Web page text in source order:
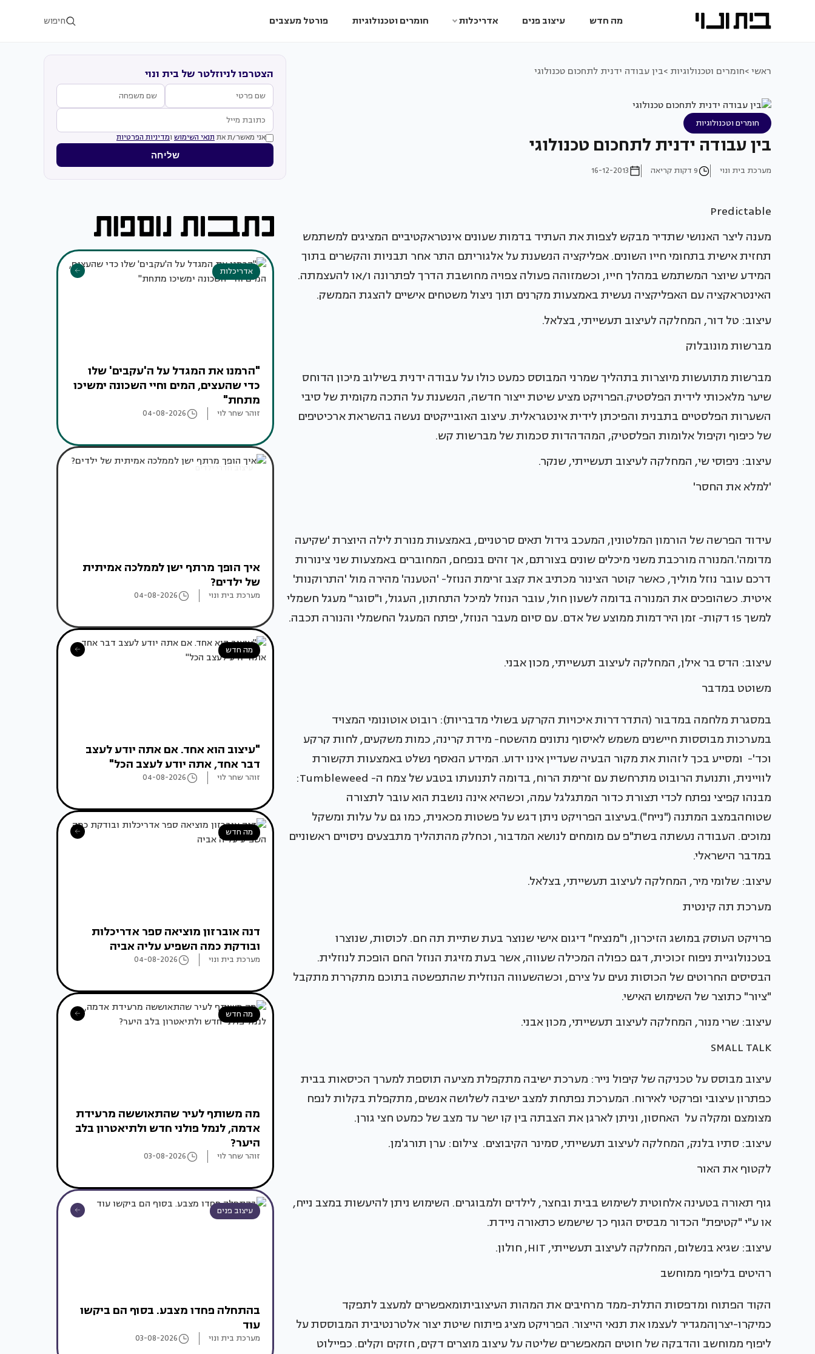
מה חדש עיצוב פנים אדריכלות חומרים וטכנולוגיות פורטל מעצבים חיפוש
ראשי >חומרים וטכנולוגיות >בין עבודה ידנית לתחכום טכנולוגי
חומרים וטכנולוגיות
בין עבודה ידנית לתחכום טכנולוגי
מערכת בית ונוי 9 דקות קריאה 16-12-2013
Predictable
מענה ליצר האנושי שתדיר מבקש לצפות את העתיד בדמות שעונים אינטראקטיביים המציגים למשתמש
תחזית אישית בתחומי חייו השונים. אפליקציה הנשענת על אלגוריתם התר אחר תבניות והקשרים בתוך
המידע שיוצר המשתמש במהלך חייו, וכשמזוהה פעולה צפויה מחושבת הדרך לפתרונה ו/או להעצמתה.
האינטראקציה עם האפליקציה נעשית באמצעות מקרנים תוך ניצול משטחים אישיים להצגת הממשק.
עיצוב: טל דור, המחלקה לעיצוב תעשייתי, בצלאל.
מברשות מונובלוק
מברשות מתועשות מיוצרות בתהליך שמרני המבוסס כמעט כולו על עבודה ידנית בשילוב מיכון הדוחס
שיער מלאכותי לידית הפלסטיק.הפרויקט מציע שיטת ייצור חדשה, הנשענת על התכה מקומית של סיבי
השערות הפלסטיים בתבנית והפיכתן לידית אינטגראלית. עיצוב האובייקטים נעשה בהשראת ארכיטיפים
של כיפוף וקיפול אלומות הפלסטיק, המהדהדות סכמות של מברשות קש.
עיצוב: ניפוסי שי, המחלקה לעיצוב תעשייתי, שנקר.
'למלא את החסר'
עידוד הפרשה של הורמון המלטונין, המעכב גידול תאים סרטניים, באמצעות מנורת לילה היוצרת 'שקיעה
מדומה'.המנורה מורכבת משני מיכלים שונים בצורתם, אך זהים בנפחם, המחוברים באמצעות שני צינורות
דרכם עובר נוזל מוליך, כאשר קוטר הצינור מכתיב את קצב זרימת הנוזל- 'הטענה' מהירה מול 'התרוקנות'
איטית. כשהופכים את המנורה בדומה לשעון חול, עובר הנוזל למיכל התחתון, העגול, ו"סוגר" מעגל חשמלי
למשך 15 דקות- זמן הירדמות ממוצע של אדם. עם סיום מעבר הנוזל, יפתח המעגל החשמלי והנורה תכבה.
עיצוב: הדס בר אילן, המחלקה לעיצוב תעשייתי, מכון אבני.
משוטט במדבר
במסגרת מלחמה במדבור (התדרדרות איכויות הקרקע בשולי מדבריות): רובוט אוטונומי המצויד
במערכות מבוססות חיישנים משמש לאיסוף נתונים מהשטח- מידת קרינה, כמות משקעים, לחות קרקע
וכד'- ומסייע בכך לזהות את מקור הבעיה שעדיין אינו ידוע. המידע הנאסף נשלט באמצעות תקשורת
לוויינית, ותנועת הרובוט מתרחשת עם זרימת הרוח, בדומה לתנועתו בטבע של צמח ה- Tumbleweed:
מבנהו קפיצי נפתח לכדי תצורת כדור המתגלגל עמה, וכשהיא אינה נושבת הוא עובר לתצורה
שטוחהבמצב המתנה ("נייח").בעיצוב הפרויקט ניתן דגש על פשטות מכאנית, כמו גם על עלות ומשקל
נמוכים. העבודה נעשתה בשת"פ עם מומחים לנושא המדבור, וכחלק מהתהליך מתבצעים ניסויים ראשוניים
במדבר הישראלי.
עיצוב: שלומי מיר, המחלקה לעיצוב תעשייתי, בצלאל.
מערכת תה קינטית
פרויקט העוסק במושג הזיכרון, ו"מנציח" דיגום אישי שנוצר בעת שתיית תה חם. לכוסות, שנוצרו
בטכנולוגיית ניפוח זכוכית, דגם כפולה המכילה שעווה, אשר בעת מזיגת הנוזל החם הופכת לנוזלית.
הבסיסים החרוטים של הכוסות נעים על צירם, וכשהשעווה הנוזלית שהתפשטה בתוכם מתקררת מתקבל
"ציור" כתוצר של השימוש האישי.
עיצוב: שרי מנור, המחלקה לעיצוב תעשייתי, מכון אבני.
SMALL TALK
עיצוב מבוסס על טכניקה של קיפול נייר: מערכת ישיבה מתקפלת מציעה תוספת למערך הכיסאות בבית
כפתרון עיצובי ופרקטי לאירוח. המערכת נפתחת למצב ישיבה לשלושה אנשים, מתקפלת בקלות לנפח
מצומצם ומקלה על האחסון, וניתן לארגן את הצבתה בין קו ישר עד מצב של כמעט חצי גורן.
עיצוב: סתיו בלנק, המחלקה לעיצוב תעשייתי, סמינר הקיבוצים. צילום: ערן תורג'מן.
לקטוף את האור
גוף תאורה בטעינה אלחוטית לשימוש בבית ובחצר, לילדים ולמבוגרים. השימוש ניתן להיעשות במצב נייח,
או ע"י "קטיפת" הכדור מבסיס הגוף כך שישמש כתאורה ניידת.
עיצוב: שגיא בנשלום, המחלקה לעיצוב תעשייתי, HIT, חולון.
רהיטים בליפוף ממוחשב
הקוד הפתוח ומדפסות התלת-ממד מרחיבים את המהות העיצוביתומאפשרים למעצב לתפקד
כמיקרו-יצרןהמגדיר לעצמו את תנאי הייצור. הפרויקט מציג פיתוח שיטת יצור אלטרנטיבית המבוססת על
ליפוף ממוחשב והדבקה של חוטים המאפשרים שליטה על עיצוב מוצרים דקים, חזקים וקלים. כפיילוט
הצטרפו לניוזלטר של בית ונוי
אני מאשר/ת את תנאי השימוש ומדיניות הפרטיות
שליחה
אדריכלות
"הרמנו את המגדל על ה'עקבים' שלו
כדי שהעצים, המים וחיי השכונה ימשיכו
מתחת"
זוהר שחר לוי 04-08-2026
עיצוב חדרי ילדים
איך הופך מרתף ישן לממלכה אמיתית
של ילדים?
מערכת בית ונוי 04-08-2026
מה חדש
"עיצוב הוא אחד. אם אתה יודע לעצב
דבר אחד, אתה יודע לעצב הכל"
זוהר שחר לוי 04-08-2026
מה חדש
דנה אוברזון מוציאה ספר אדריכלות
ובודקת כמה השפיע עליה אביה
מערכת בית ונוי 04-08-2026
מה חדש
מה משותף לעיר שהתאוששה מרעידת
אדמה, לנמל פולני חדש ולתיאטרון בלב
היער?
זוהר שחר לוי 03-08-2026
עיצוב פנים
בהתחלה פחדו מצבע. בסוף הם ביקשו
עוד
מערכת בית ונוי 03-08-2026